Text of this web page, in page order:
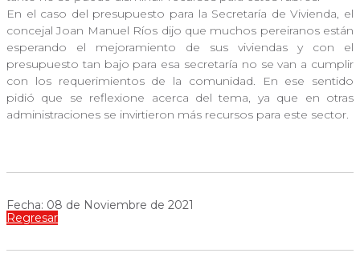
En el caso del presupuesto para la Secretaría de Vivienda, el
concejal Joan Manuel Ríos dijo que muchos pereiranos están
esperando el mejoramiento de sus viviendas y con el
presupuesto tan bajo para esa secretaría no se van a cumplir
con los requerimientos de la comunidad. En ese sentido
pidió que se reflexione acerca del tema, ya que en otras
administraciones se invirtieron más recursos para este sector.
Fecha: 08 de Noviembre de 2021
Regresar